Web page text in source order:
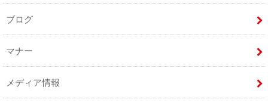
ブログ
マナー
メディア情報